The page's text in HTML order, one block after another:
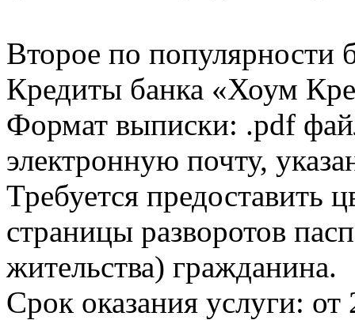
Второе по популярности
Кредиты банка «Хоум
Формат выписки: .pdf
электронную почту,
Требуется предоставить
страницы разворотов
жительства) гражданина.
Срок оказания услуги: от